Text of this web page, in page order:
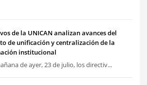
de la UNICAN analizan avances del
de unificación y centralización de la
institucional
de ayer, 23 de julio, los directiv...